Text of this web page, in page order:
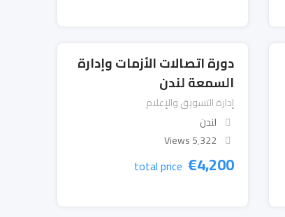
دورة اتصالات الأزمات وإدارة
السمعة لندن
إدارة التسويق والإعلام
لندن
5٬322 Views
€4,200
total price